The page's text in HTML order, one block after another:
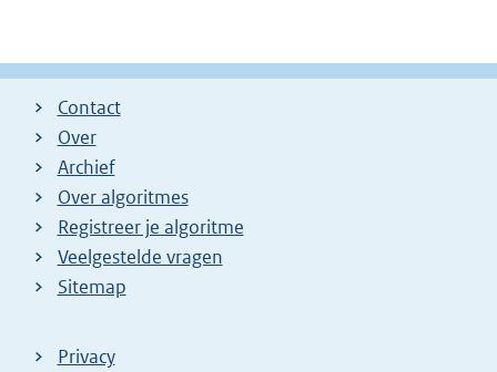
Contact
Over
Archief
Over algoritmes
Registreer je algoritme
Veelgestelde vragen
Sitemap
Privacy